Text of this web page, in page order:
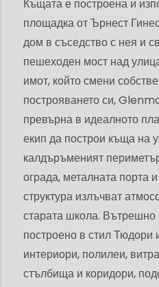
Къщата е построена и
площадка от Ърнест
дом в съседство с нея и
пешеходен мост над
имот, който смени
построяването си,
превърна в идеалното
екип да построи къща на
калдъръменият
ограда, металната порта
структура излъчват
старата школа.
построено в стил Тюдори
интериори, полилеи,
стълбища и коридори,